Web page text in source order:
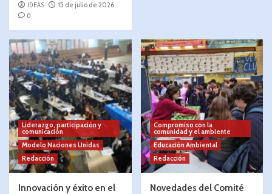
IDEAS
15 de julio de 2026
0
Liderazgo, participación y
comunicación
Modelo Naciones Unidas
Redacción
Innovación y éxito en el
Compromiso con la
comunidad y el ambiente
Educación Ambiental
Redacción
Novedades del Comité